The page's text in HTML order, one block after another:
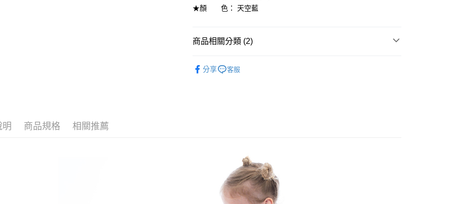
便利好安心！
１．簡單：不需註冊會員、不需綁卡、不需儲值。
付」結帳頁面，進行簡訊認證並確認金額後，即可完成結帳。
１．透過由恩沛科技股份有限公司提供之「AFTEE先享後付」服務完成之
交易，需依本服務之必要範圍內提供個人資料，並將交易相關給付款項請
求債權轉讓予恩沛科技股份有限公司。
全家-貨到付款
每筆NT$100，滿NT$2,000(含以上)免運費
每筆NT$100
★顏 色： 天空藍
商品相關分類 (2)
分享 客服
明 商品規格 相關推薦